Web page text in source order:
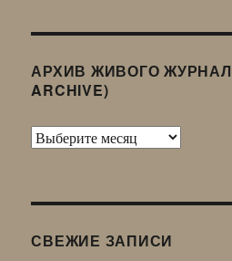
АРХИВ ЖИВОГО
ARCHIVE)
Архив
LJ
СВЕЖИЕ ЗАПИСИ